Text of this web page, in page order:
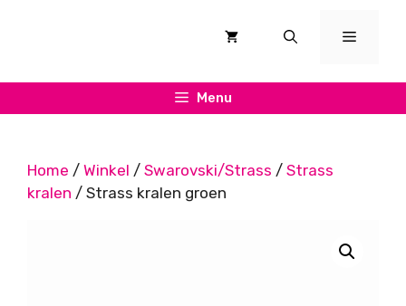
Menu
Menu
Home / Winkel / Swarovski/Strass / Strass
kralen / Strass kralen groen